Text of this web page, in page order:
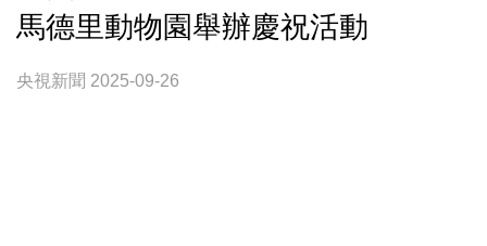
馬德里動物園舉辦慶祝活動
央視新聞 2025-09-26